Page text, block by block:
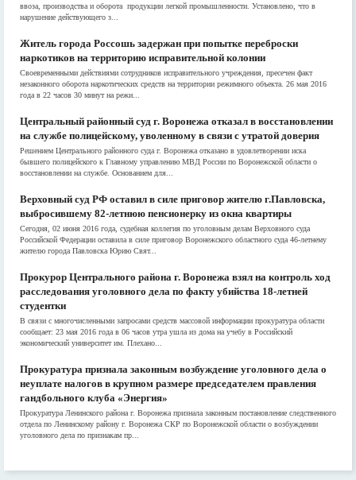
ввоза, производства и оборота продукции легкой промышленности. Установлено, что в
нарушение действующего з...
Житель города Россошь задержан при попытке переброски
наркотиков на территорию исправительной колонии
Своевременными действиями сотрудников исправительного учреждения, пресечен факт
незаконного оборота наркотических средств на территории режимного объекта. 26 мая 2016
года в 22 часов 30 минут на режи...
Центральный районный суд г. Воронежа отказал в восстановлении
на службе полицейскому, уволенному в связи с утратой доверия
Решением Центрального районного суда г. Воронежа отказано в удовлетворении иска
бывшего полицейского к Главному управлению МВД России по Воронежской области о
восстановлении на службе. Основанием для...
Верховный суд РФ оставил в силе приговор жителю г.Павловска,
выбросившему 82-летнюю пенсионерку из окна квартиры
Сегодня, 02 июня 2016 года, судебная коллегия по уголовным делам Верховного суда
Российской Федерации оставила в силе приговор Воронежского областного суда 46-летнему
жителю города Павловска Юрию Свят...
Прокурор Центрального района г. Воронежа взял на контроль ход
расследования уголовного дела по факту убийства 18-летней
студентки
В связи с многочисленными запросами средств массовой информации прокуратура области
сообщает: 23 мая 2016 года в 06 часов утра ушла из дома на учебу в Российский
экономический университет им. Плехано...
Прокуратура признала законным возбуждение уголовного дела о
неуплате налогов в крупном размере председателем правления
гандбольного клуба «Энергия»
Прокуратура Ленинского района г. Воронежа признала законным постановление следственного
отдела по Ленинскому району г. Воронежа СКР по Воронежской области о возбуждении
уголовного дела по признакам пр...